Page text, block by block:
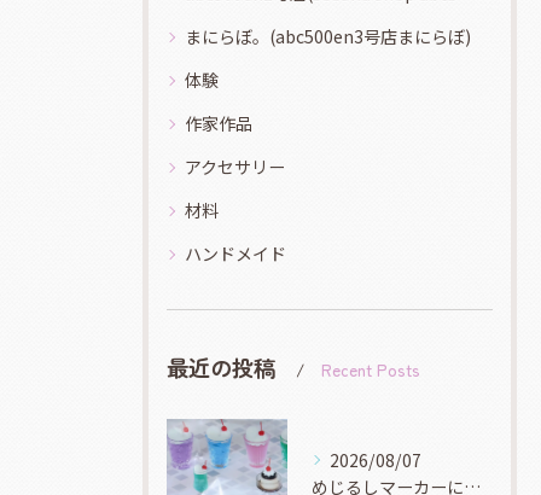
まにらぼ。(abc500en3号店まにらぼ)
体験
作家作品
アクセサリー
材料
ハンドメイド
最近の投稿 Recent Posts
2026/08/07
めじるしマーカーにオススメなミニチュアなモールドもたくさんあ...